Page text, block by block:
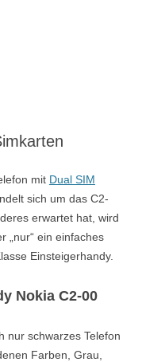
mit Dual SIM
sich um das C2-
erwartet hat, wird
„nur“ ein einfaches
Einsteigerhandy.
Nokia C2-00
nur schwarzes Telefon
Farben, Grau,